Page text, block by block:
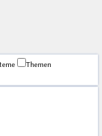
Themen